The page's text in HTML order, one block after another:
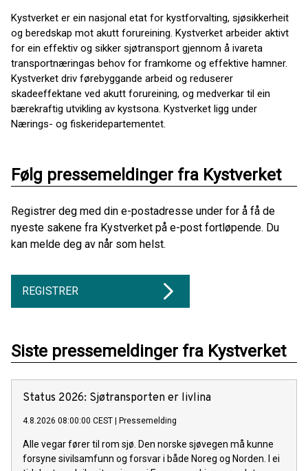
Kystverket er ein nasjonal etat for kystforvalting, sjøsikkerheit
og beredskap mot akutt forureining. Kystverket arbeider aktivt
for ein effektiv og sikker sjøtransport gjennom å ivareta
transportnæringas behov for framkome og effektive hamner.
Kystverket driv førebyggande arbeid og reduserer
skadeeffektane ved akutt forureining, og medverkar til ein
bærekraftig utvikling av kystsona. Kystverket ligg under
Nærings- og fiskeridepartementet.
Følg pressemeldinger fra Kystverket
Registrer deg med din e-postadresse under for å få de
nyeste sakene fra Kystverket på e-post fortløpende. Du
kan melde deg av når som helst.
REGISTRER
Siste pressemeldinger fra Kystverket
Status 2026: Sjøtransporten er livlina
4.8.2026 08:00:00 CEST Pressemelding
Alle vegar fører til rom sjø. Den norske sjøvegen må kunne
forsyne sivilsamfunn og forsvar i både Noreg og Norden. I ei